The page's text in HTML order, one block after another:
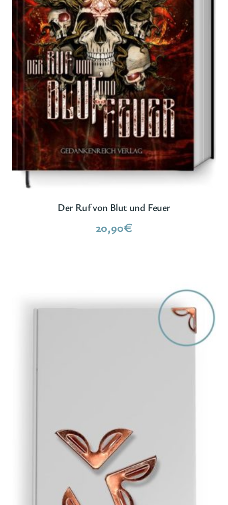
Der Ruf von Blut und Feuer
20,90€